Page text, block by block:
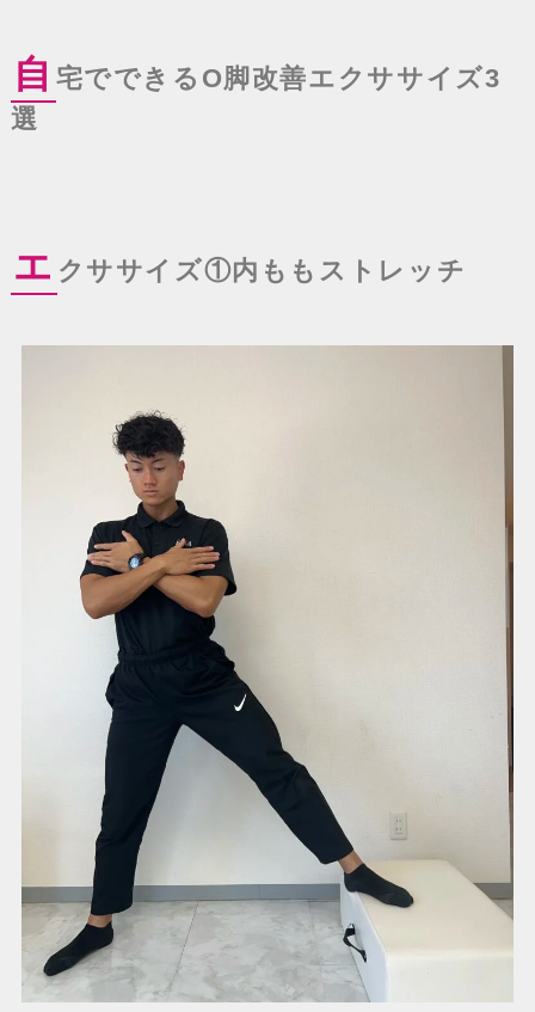
自 宅でできるO脚改善エクササイズ3
選
エ クササイズ①内ももストレッチ